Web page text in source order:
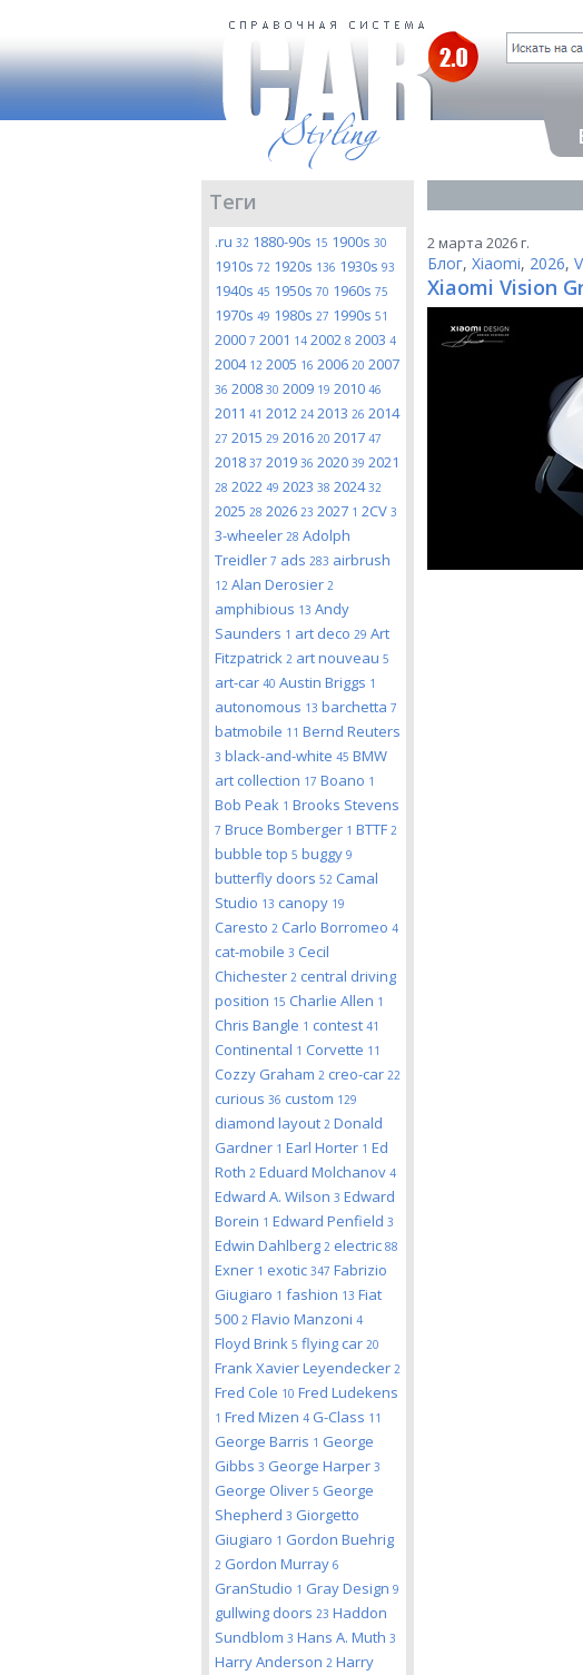
Теги
.ru 32 1880-90s 15 1900s 30
1910s 72 1920s 136 1930s 93
1940s 45 1950s 70 1960s 75
1970s 49 1980s 27 1990s 51
2000 7 2001 14 2002 8 2003 4
2004 12 2005 16 2006 20 2007
36 2008 30 2009 19 2010 46
2011 41 2012 24 2013 26 2014
27 2015 29 2016 20 2017 47
2018 37 2019 36 2020 39 2021
28 2022 49 2023 38 202432
2025 28 2026 23 2027 1 2CV 3
3-wheeler 28 Adolph
Treidler 7 ads 283 airbrush
12 Alan Derosier 2
amphibious 13 Andy
Saunders 1 art deco 29 Art
Fitzpatrick 2 art nouveau 5
art-car 40 Austin Briggs 1
autonomous 13 barchetta 7
batmobile 11 Bernd Reuters
3 black-and-white 45 BMW
art collection 17 Boano 1
Bob Peak 1 Brooks Stevens
7 Bruce Bomberger 1 BTTF 2
bubble top 5 buggy 9
butterfly doors 52 Camal
Studio 13 canopy 19
Caresto 2 Carlo Borromeo 4
cat-mobile 3 Cecil
Chichester 2 central driving
position 15 Charlie Allen 1
Chris Bangle 1 contest 41
Continental 1 Corvette 11
Cozzy Graham 2 creo-car 22
curious 36 custom 129
diamond layout 2 Donald
Gardner 1 Earl Horter 1 Ed
Roth 2 Eduard Molchanov 4
Edward A. Wilson 3 Edward
Borein 1 Edward Penfield 3
Edwin Dahlberg 2 electric 88
Exner 1 exotic 347 Fabrizio
Giugiaro 1 fashion 13 Fiat
500 2 Flavio Manzoni 4
Floyd Brink 5 flying car 20
Frank Xavier Leyendecker 2
Fred Cole 10 Fred Ludekens
1 Fred Mizen 4 G-Class 11
George Barris 1 George
Gibbs 3 George Harper 3
George Oliver 5 George
Shepherd 3 Giorgetto
Giugiaro 1 Gordon Buehrig
2 Gordon Murray 6
GranStudio 1 Gray Design 9
gullwing doors 23 Haddon
Sundblom 3 Hans A. Muth 3
Harry Anderson 2 Harry
2 марта 2026 г.
Блог, Xiaomi, 2026,
Xiaomi Vision